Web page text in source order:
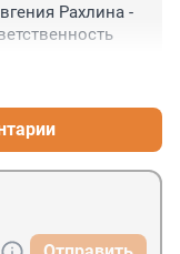
Рахлина -